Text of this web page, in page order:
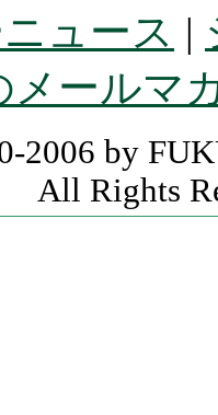
ュース |
メールマ
2006 by
All Rights